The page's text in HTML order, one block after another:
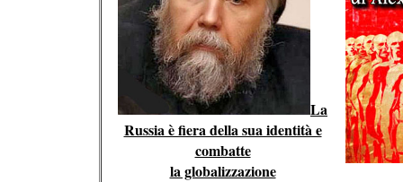
La
Russia è fiera della sua identità e
combatte
la globalizzazione